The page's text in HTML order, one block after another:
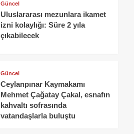
Güncel
Uluslararası mezunlara ikamet
izni kolaylığı: Süre 2 yıla
çıkabilecek
Güncel
Ceylanpınar Kaymakamı
Mehmet Çağatay Çakal, esnafın
kahvaltı sofrasında
vatandaşlarla buluştu